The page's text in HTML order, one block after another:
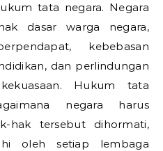
tata negara. Negara
dasar warga negara,
kebebasan
dan perlindungan
Hukum tata
negara harus
hak tersebut dihormati,
oleh setiap lembaga